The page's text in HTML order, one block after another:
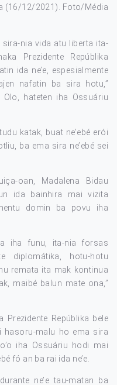
(16/12/2021). Foto/Média
nia vida atu liberta ita-
Prezidente Repúblika
ida ne’e, espesialmente
nafatin ba sira hotu,”
Olo, hateten iha Ossuáriu
katak, buat ne’ebé erói
ba ema sira ne’ebé sei
oan, Madalena Bidau
ida bainhira mai vizita
domin ba povu iha
iha funu, ita-nia forsas
diplomátika, hotu-hotu
remata ita mak kontinua
maibé balun mate ona,”
Prezidente Repúblika bele
hasoru-malu ho ema sira
iha Ossuáriu hodi mai
fó an ba rai ida ne’e.
ne’e tau-matan ba